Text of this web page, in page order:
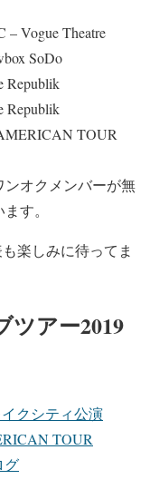
– Vogue Theatre
SoDo
Republik
Republik
TOUR
オクメンバーが無
す。
楽しみに待ってま
ツアー2019
クシティ公演
TOUR
グ